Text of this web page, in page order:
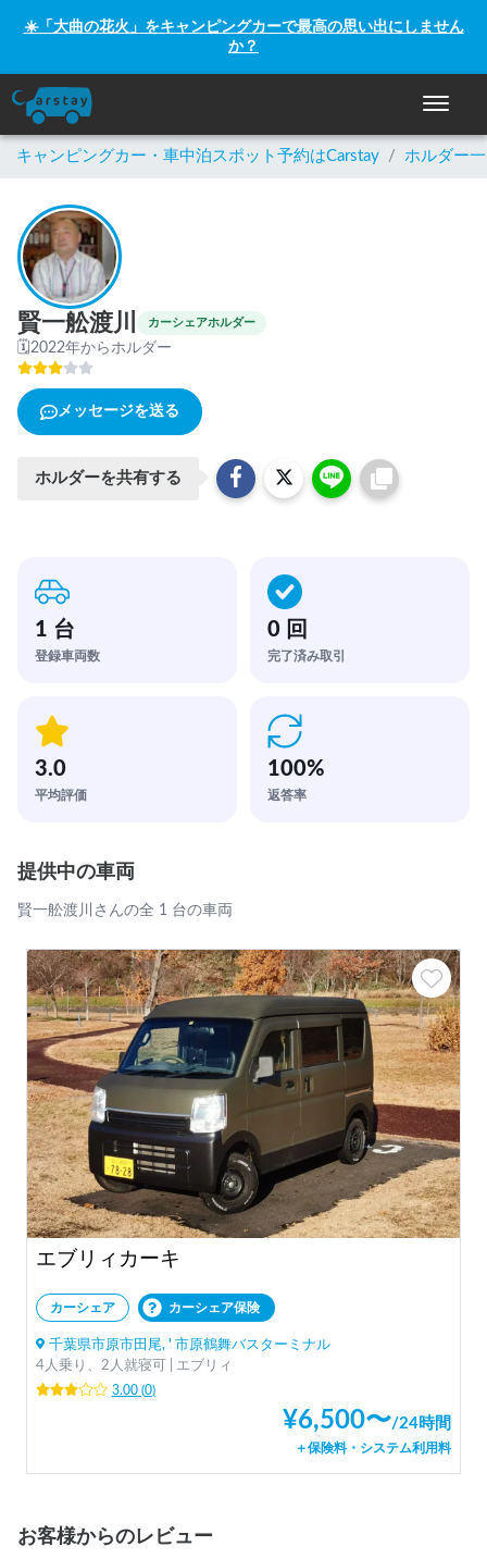
☀️「大曲の花火」をキャンピングカーで最高の思い出にしません
か？
ナビゲ
キャンピングカー・車中泊スポット予約はCarstay / ホルダー
賢一舩渡川 カーシェアホルダー
🗓2022年からホルダー
メッセージを送る
ホルダーを共有する
1 台
登録車両数
0 回
完了済み取引
3.0
平均評価
100%
返答率
提供中の車両
賢一舩渡川さんの全 1 台の車両
エブリィカーキ
カーシェア カーシェア保険
千葉県市原市田尾, ' 市原鶴舞バスターミナル
4人乗り、2人就寝可 | エブリィ
3.00(0)
¥6,500〜/24時間
＋保険料・システム利用料
お客様からのレビュー